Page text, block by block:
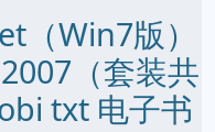
Win7版）
（套装共
txt 电子书